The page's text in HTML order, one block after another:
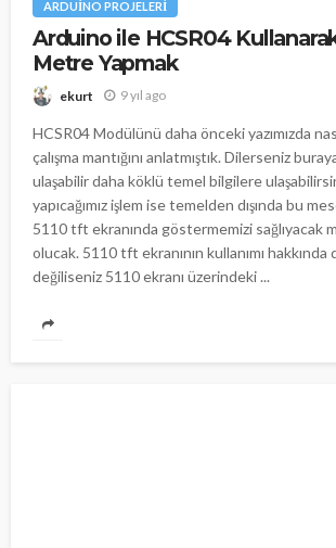
ARDUINO PROJELERI
Arduino ile HCSR04
Metre Yapmak
ekurt 9 yıl ago
HCSR04 Modülünü daha önceki yazımızda
çalışma mantığını anlatmıştık. Dilerseniz
ulaşabilir daha köklü temel bilgilere
yapıcağımız işlem ise temelden dışında bu
5110 tft ekranında göstermemizi sağlıyacak
olucak. 5110 tft ekranının kullanımı hakkında
değiliseniz 5110 ekranı üzerindeki ...